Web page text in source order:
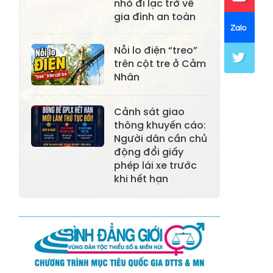
Xã Cảm Nhân
Xã Yên Bình
Xã Bảo Ái
Xã Trấn Yên
Xã Hưng
Xã Lương
Thịnh
Xã Việt Hồng
Xã Cốc San
Xã Hợp Thành
Xã Phong Hải
Quang
Xã Tằng Loỏng
Xã Gia Phú
Xã Mường
nhỏ đi lạc trở về
gia đình an toàn
Nỗi lo điện “treo”
trên cột tre ở Cảm
Nhân
Cảnh sát giao
thông khuyến cáo:
Người dân cần chủ
động đổi giấy
phép lái xe trước
khi hết hạn